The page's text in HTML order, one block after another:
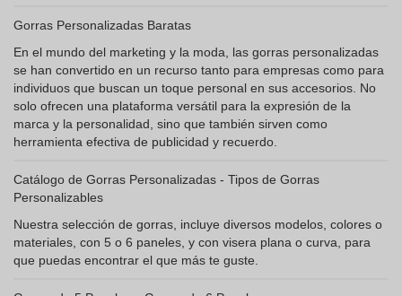
Gorras Personalizadas Baratas
En el mundo del marketing y la moda, las gorras personalizadas
se han convertido en un recurso tanto para empresas como para
individuos que buscan un toque personal en sus accesorios. No
solo ofrecen una plataforma versátil para la expresión de la
marca y la personalidad, sino que también sirven como
herramienta efectiva de publicidad y recuerdo.
Catálogo de Gorras Personalizadas - Tipos de Gorras
Personalizables
Nuestra selección de gorras, incluye diversos modelos, colores o
materiales, con 5 o 6 paneles, y con visera plana o curva, para
que puedas encontrar el que más te guste.